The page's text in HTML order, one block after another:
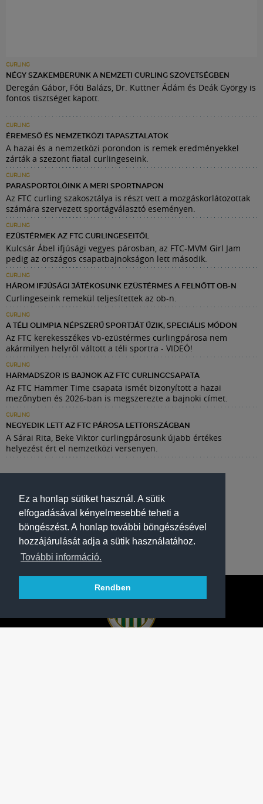
Ez a honlap sütiket használ. A sütik
elfogadásával kényelmesebbé teheti a
böngészést. A honlap további böngészésével
hozzájárulását adja a sütik használatához.
További információ.
Rendben
CURLING
NÉGY SZAKEMBERÜNK A NEMZETI CURLING SZÖVETSÉGBEN
Deregán Gábor, Fóti Balázs, Dr. Kuttner Ádám és Deák György is
fontos tisztséget kapott.
CURLING
ÉREMESŐ ÉS NEMZETKÖZI TAPASZTALATOK
A hazai és a nemzetközi porondon is remek eredményekkel
zárták a szezont fiatal curlingeseink.
CURLING
PARASPORTOLÓINK A MERI SPORTNAPON
Az FTC curling szakosztálya is részt vett a mozgáskorlátozottak
számára szervezett sportágválasztó eseményen.
CURLING
EZÜSTÉRMEK AZ FTC CURLINGESEITŐL
Kulcsár Ábel ifjúsági vegyes párosban, az FTC-MVM Girl Jam
pedig az országos csapatbajnokságon lett második.
CURLING
HÁROM IFJÚSÁGI JÁTÉKOSUNK EZÜSTÉRMES A FELNŐTT OB-N
Curlingeseink remekül teljesítettek az ob-n.
CURLING
A TÉLI OLIMPIA NÉPSZERŰ SPORTJÁT ŰZIK, SPECIÁLIS MÓDON
Az FTC kerekesszékes vb-ezüstérmes curlingpárosa nem
akármilyen helyről váltott a téli sportra - VIDEÓ!
CURLING
HARMADSZOR IS BAJNOK AZ FTC CURLINGCSAPATA
Az FTC Hammer Time csapata ismét bizonyított a hazai
mezőnyben és 2026-ban is megszerezte a bajnoki címet.
CURLING
NEGYEDIK LETT AZ FTC PÁROSA LETTORSZÁGBAN
A Sárai Rita, Beke Viktor curlingpárosunk újabb értékes
helyezést ért el nemzetközi versenyen.